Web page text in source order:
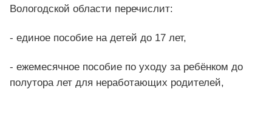
Вологодской области перечислит:
- единое пособие на детей до 17 лет,
- ежемесячное пособие по уходу за ребёнком до
полутора лет для неработающих родителей,